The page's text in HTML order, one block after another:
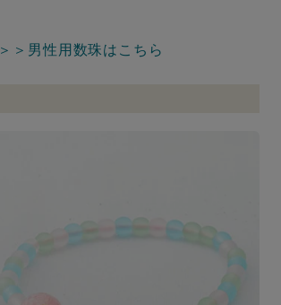
＞＞男性用数珠はこちら